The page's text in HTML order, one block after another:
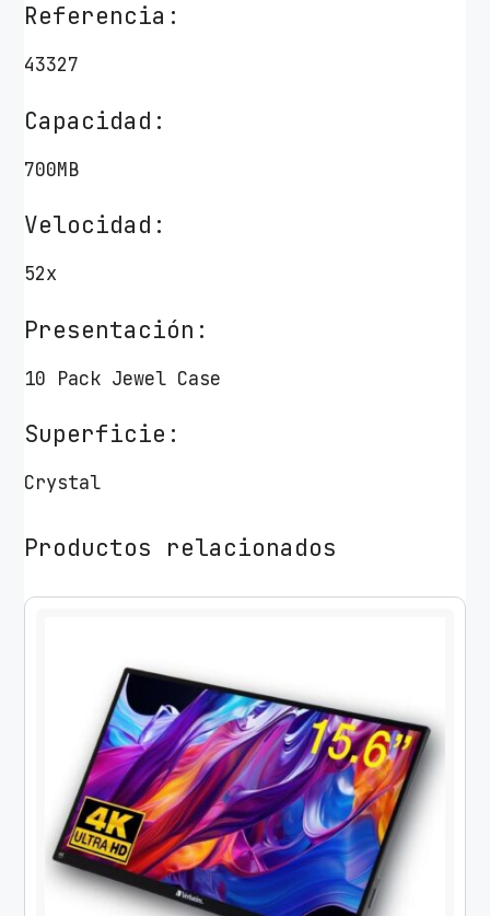
Referencia:
43327
Capacidad:
700MB
Velocidad:
52x
Presentación:
10 Pack Jewel Case
Superficie:
Crystal
Productos relacionados